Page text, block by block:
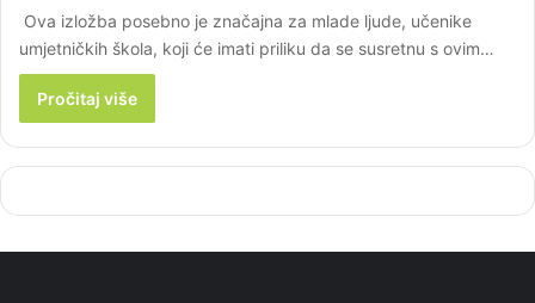
Ova izložba posebno je značajna za mlade ljude, učenike
umjetničkih škola, koji će imati priliku da se susretnu s ovim…
Pročitaj više